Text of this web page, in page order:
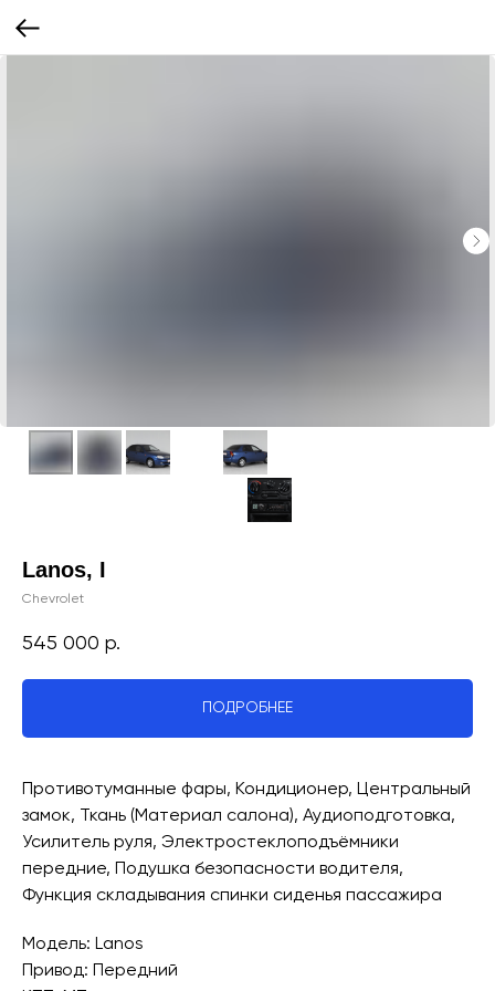
Lanos, I
Chevrolet
545 000 р.
ПОДРОБНЕЕ
Противотуманные фары, Кондиционер, Центральный
замок, Ткань (Материал салона), Аудиоподготовка,
Усилитель руля, Электростеклоподъёмники
передние, Подушка безопасности водителя,
Функция складывания спинки сиденья пассажира
Модель: Lanos
Привод: Передний